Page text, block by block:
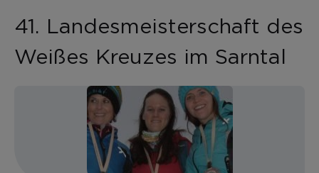
41. Landesmeisterschaft des
Weißes Kreuzes im Sarntal